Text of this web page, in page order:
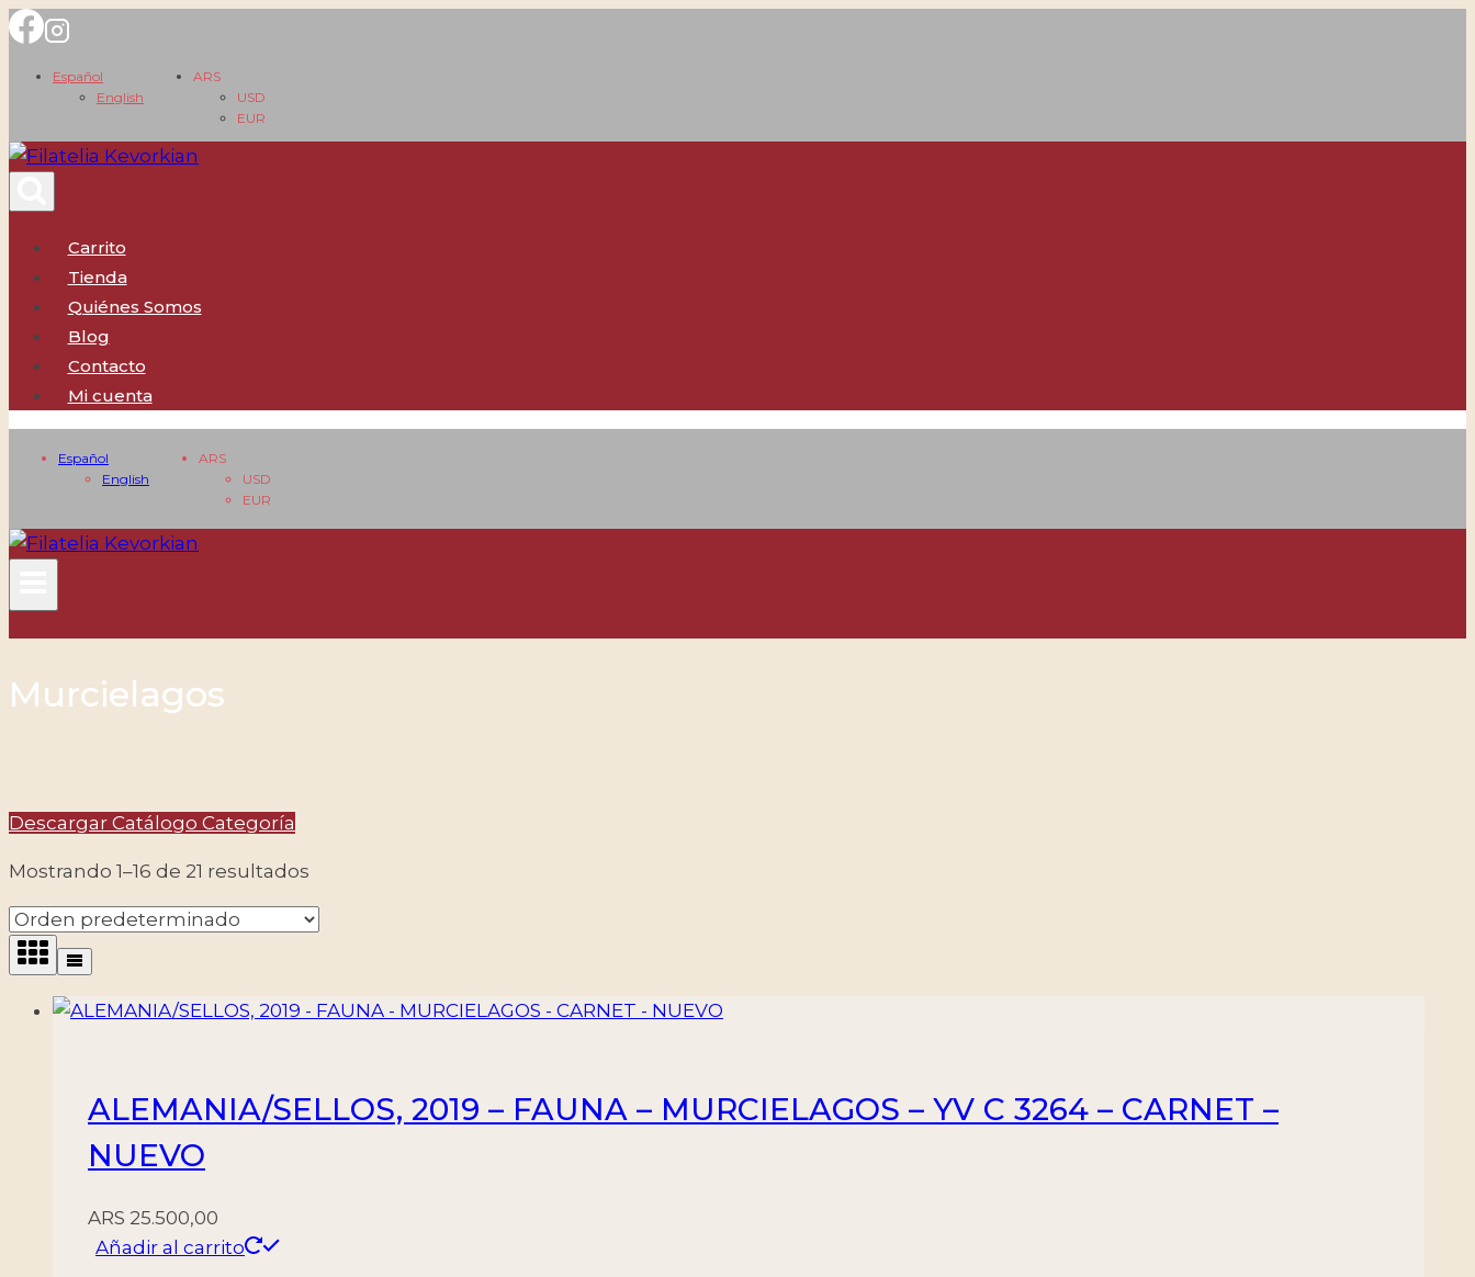
Saltar
contenido
Español
English
ARS
USD
EUR
Carrito
Tienda
Quiénes Somos
Blog
Contacto
Mi cuenta
Español
English
ARS
USD
EUR
Murcielagos
Descargar Catálogo Categoría
Mostrando 1–16 de 21 resultados
ALEMANIA/SELLOS, 2019 – FAUNA – MURCIELAGOS – YV C 3264 – CARNET –
NUEVO
ARS 25.500,00
Añadir al carrito